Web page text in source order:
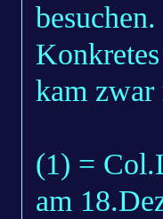
kam zwar
(1) =
am